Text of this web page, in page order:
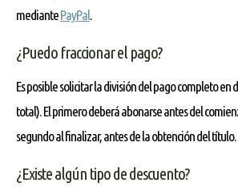
mediantePayPal.
¿Puedo fraccionar el pago?
Es posible solicitar la división del pago completo en
total). El primero deberá abonarse antes del
segundo al finalizar, antes de la obtención del título.
¿Existe algún tipo de descuento?